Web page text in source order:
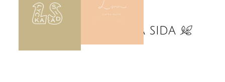
Instagram lycka sida